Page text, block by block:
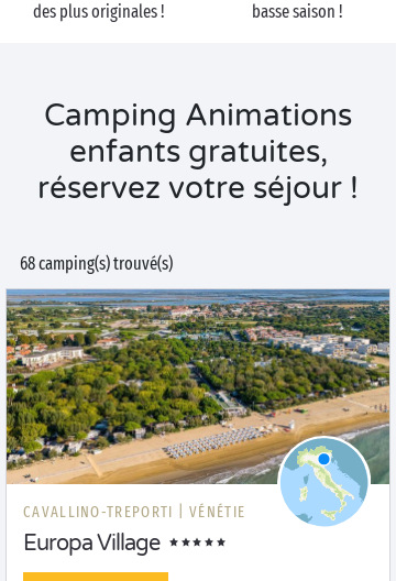
des plus originales !
basse saison !
Camping Animations
enfants gratuites,
réservez votre séjour !
68 camping(s) trouvé(s)
CAVALLINO-TREPORTI | VÉNÉTIE
Europa Village